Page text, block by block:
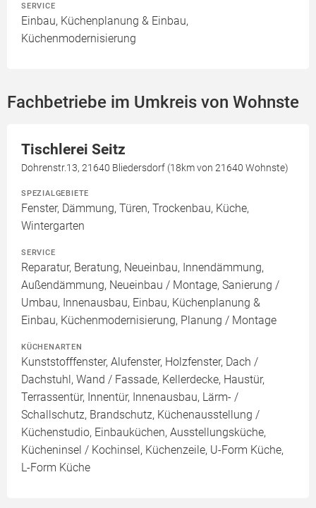
SERVICE
Einbau, Küchenplanung & Einbau,
Küchenmodernisierung
Fachbetriebe im Umkreis von Wohnste
Tischlerei Seitz
Dohrenstr.13, 21640 Bliedersdorf (18km von 21640 Wohnste)
SPEZIALGEBIETE
Fenster, Dämmung, Türen, Trockenbau, Küche,
Wintergarten
SERVICE
Reparatur, Beratung, Neueinbau, Innendämmung,
Außendämmung, Neueinbau / Montage, Sanierung /
Umbau, Innenausbau, Einbau, Küchenplanung &
Einbau, Küchenmodernisierung, Planung / Montage
KÜCHENARTEN
Kunststofffenster, Alufenster, Holzfenster, Dach /
Dachstuhl, Wand / Fassade, Kellerdecke, Haustür,
Terrassentür, Innentür, Innenausbau, Lärm- /
Schallschutz, Brandschutz, Küchenausstellung /
Küchenstudio, Einbauküchen, Ausstellungsküche,
Kücheninsel / Kochinsel, Küchenzeile, U-Form Küche,
L-Form Küche